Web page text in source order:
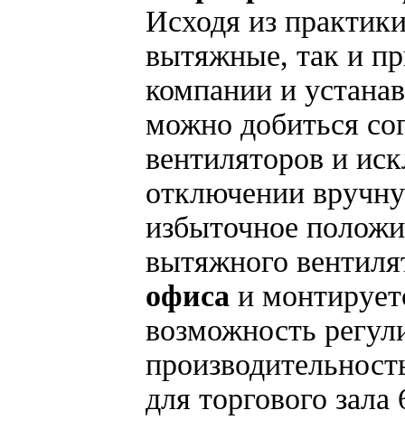
Исходя из
вытяжные, так и
компании и
можно добиться
вентиляторов и
отключении
избыточное
вытяжного
офиса и
возможность
для торгового